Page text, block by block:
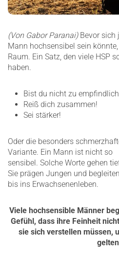
(Von Gabor Paranai) Bevor sich
Mann hochsensibel sein
Raum. Ein Satz, den viele HSP
haben.
Bist du nicht zu
Reiß dich zusammen!
Sei stärker!
Oder die besonders
Variante. Ein Mann ist nicht so
sensibel. Solche Worte gehen
Sie prägen Jungen und
bis ins Erwachsenenleben.
Viele hochsensible Männer
Gefühl, dass ihre Feinheit
sie sich verstellen müssen,